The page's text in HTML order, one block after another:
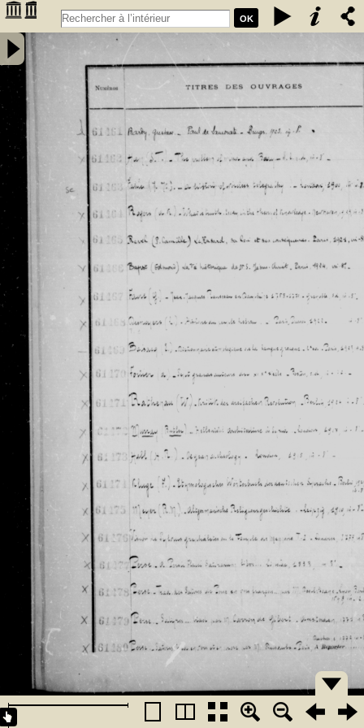
OK
Inventaire des fonds patrimoniaux lettres et sciences des
bibliothèques universitaires de Bordeaux. Registre 42. Numéros
d'inventaire de FR 61461 à FR 62480 - Université de Bordeaux
(1441-1970)